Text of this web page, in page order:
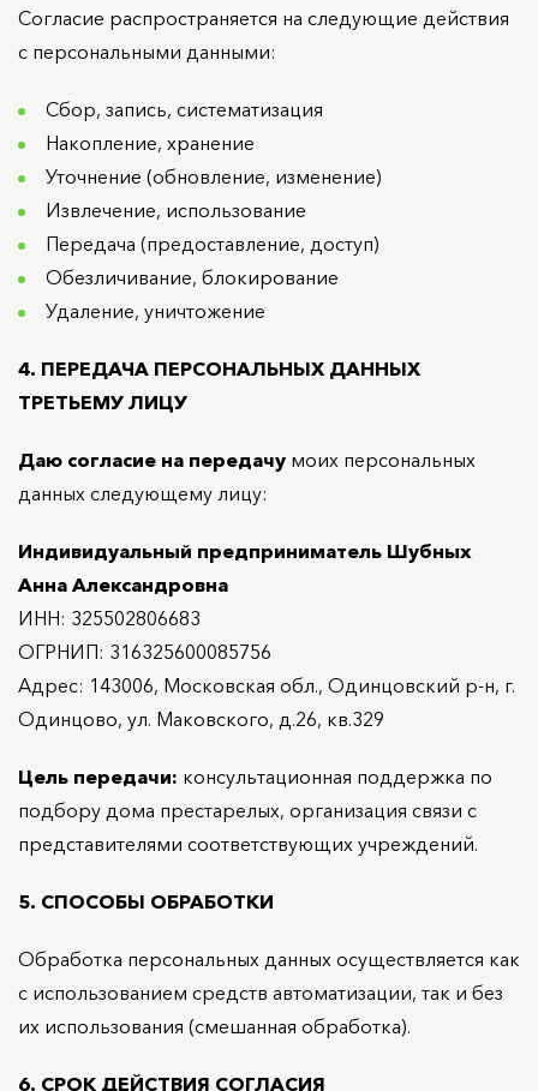
Согласие распространяется на следующие действия
с персональными данными:
Сбор, запись, систематизация
Накопление, хранение
Уточнение (обновление, изменение)
Извлечение, использование
Передача (предоставление, доступ)
Обезличивание, блокирование
Удаление, уничтожение
4. ПЕРЕДАЧА ПЕРСОНАЛЬНЫХ ДАННЫХ
ТРЕТЬЕМУ ЛИЦУ
Даю согласие на передачу моих персональных
данных следующему лицу:
Индивидуальный предприниматель Шубных
Анна Александровна
ИНН: 325502806683
ОГРНИП: 316325600085756
Адрес: 143006, Московская обл., Одинцовский р-н, г.
Одинцово, ул. Маковского, д.26, кв.329
Цель передачи: консультационная поддержка по
подбору дома престарелых, организация связи с
представителями соответствующих учреждений.
5. СПОСОБЫ ОБРАБОТКИ
Обработка персональных данных осуществляется как
с использованием средств автоматизации, так и без
их использования (смешанная обработка).
6. СРОК ДЕЙСТВИЯ СОГЛАСИЯ